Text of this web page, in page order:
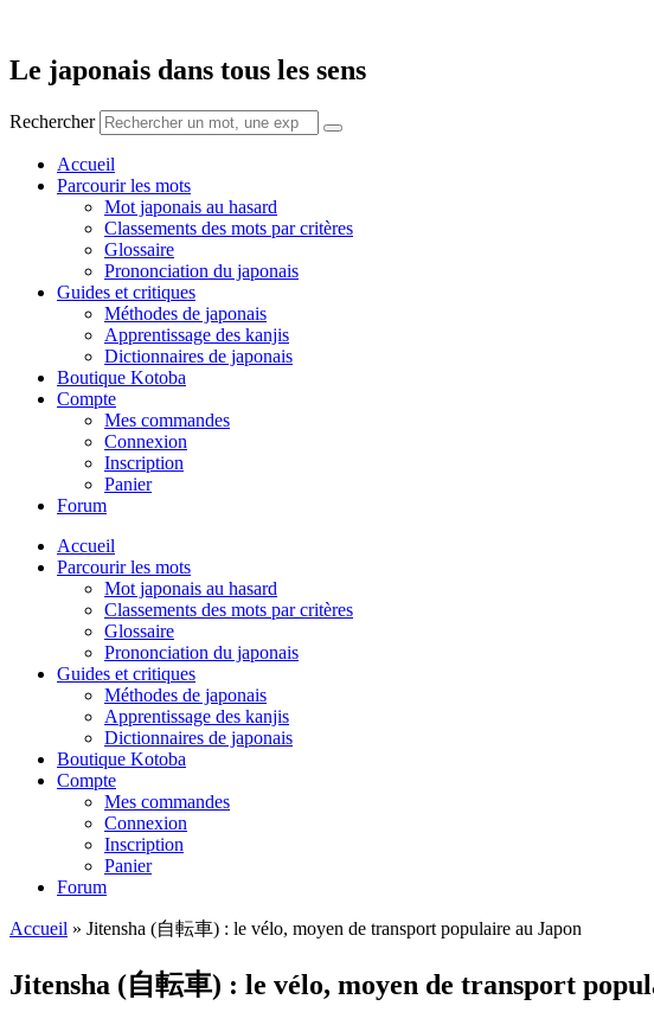
contenu
Le japonais dans tous les sens
Rechercher
Accueil
Parcourir les mots
Mot japonais au hasard
Classements des mots par critères
Glossaire
Prononciation du japonais
Guides et critiques
Méthodes de japonais
Apprentissage des kanjis
Dictionnaires de japonais
Boutique Kotoba
Compte
Mes commandes
Connexion
Inscription
Panier
Forum
Accueil
Parcourir les mots
Mot japonais au hasard
Classements des mots par critères
Glossaire
Prononciation du japonais
Guides et critiques
Méthodes de japonais
Apprentissage des kanjis
Dictionnaires de japonais
Boutique Kotoba
Compte
Mes commandes
Connexion
Inscription
Panier
Forum
Accueil » Jitensha (自転車) : le vélo, moyen de transport populaire au Japon
Jitensha (自転車) : le vélo, moyen de transport